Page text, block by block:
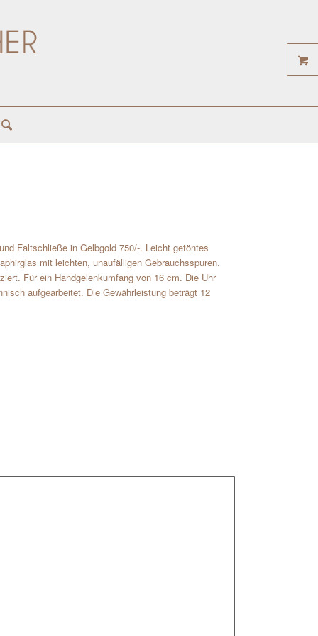
Faltschließe in Gelbgold 750/-. Leicht getöntes
mit leichten, unaufälligen Gebrauchsspuren.
Für ein Handgelenkumfang von 16 cm. Die Uhr
aufgearbeitet. Die Gewährleistung beträgt 12